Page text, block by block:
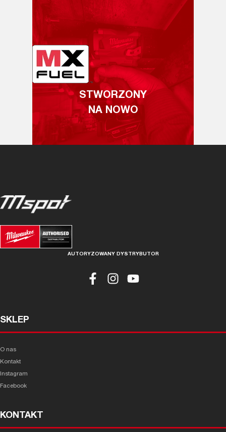
STWORZONY
NA NOWO
AUTORYZOWANY DYSTRYBUTOR
SKLEP
O nas
Kontakt
Instagram
Facebook
KONTAKT